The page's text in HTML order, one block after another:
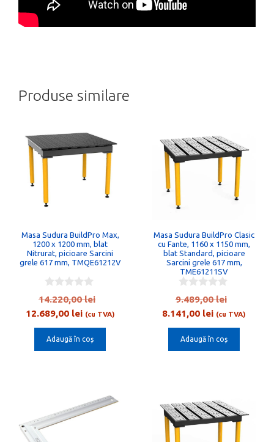
Produse similare
Masa Sudura BuildPro Max,
1200 x 1200 mm, blat
Nitrurat, picioare Sarcini
grele 617 mm, TMQE61212V
0
o
u
f
5
14.220,00lei
inițial
a
12.689,00 leiPrețul
curent
este:
(cu TVA)
Adaugă în coș
Masa Sudura BuildPro Clasic
cu Fante, 1160 x 1150 mm,
blat Standard, picioare
Sarcini grele 617 mm,
TME61211SV
0
o
u
f
5
9.489,00lei
inițial
a
8.141,00 leiPrețul
curent
este:
(cu TVA)
Adaugă în coș